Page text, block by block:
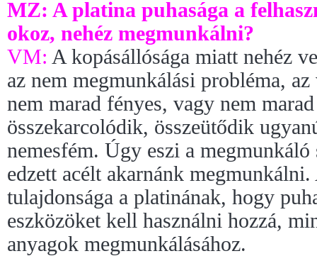
MZ: A platina puhasága a
okoz, nehéz megmunkálni?
VM: A kopásállósága miatt nehéz
az nem megmunkálási probléma,
nem marad fényes, vagy nem
összekarcolódik, összeütődik
nemesfém. Úgy eszi a
edzett acélt akarnánk
tulajdonsága a platinának, hogy
eszközöket kell használni hozzá,
anyagok megmunkálásához.